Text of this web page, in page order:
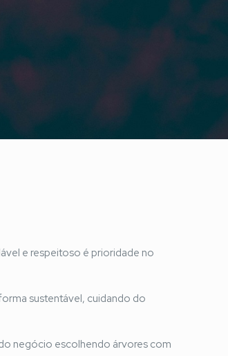
e respeitoso é prioridade no
sustentável, cuidando do
negócio escolhendo árvores com